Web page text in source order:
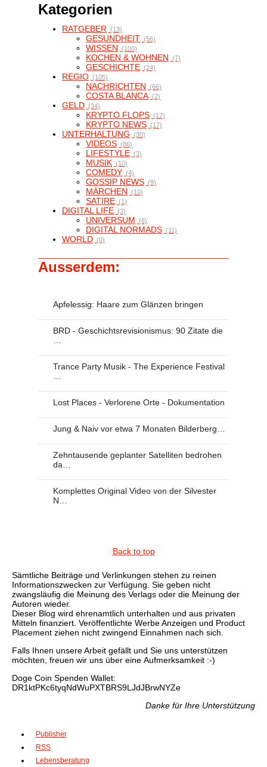
Kategorien
RATGEBER (13)
GESUNDHEIT (56)
WISSEN (100)
KOCHEN & WOHNEN (7)
GESCHICHTE (24)
REGIO (105)
NACHRICHTEN (66)
COSTA BLANCA (2)
GELD (34)
KRYPTO FLOPS (17)
KRYPTO NEWS (17)
UNTERHALTUNG (30)
VIDEOS (86)
LIFESTYLE (3)
MUSIK (10)
COMEDY (4)
GOSSIP NEWS (9)
MÄRCHEN (10)
SATIRE (1)
DIGITAL LIFE (3)
UNIVERSUM (6)
DIGITAL NORMADS (11)
WORLD (0)
Ausserdem:
Apfelessig: Haare zum Glänzen bringen
BRD - Geschichtsrevisionismus: 90 Zitate die
Trance Party Musik - The Experience Festival
Lost Places - Verlorene Orte - Dokumentation
Jung & Naiv vor etwa 7 Monaten Bilderberg…
Zehntausende geplanter Satelliten bedrohen
da…
Komplettes Original Video von der Silvester
N…
Back to top
Sämtliche Beiträge und Verlinkungen stehen zu reinen
Informationszwecken zur Verfügung. Sie geben nicht
zwangsläufig die Meinung des Verlags oder die Meinung der
Autoren wieder.
Dieser Blog wird ehrenamtlich unterhalten und aus privaten
Mitteln finanziert. Veröffentlichte Werbe Anzeigen und Product
Placement ziehen nicht zwingend Einnahmen nach sich.
Falls Ihnen unsere Arbeit gefällt und Sie uns unterstützen
möchten, freuen wir uns über eine Aufmerksamkeit :-)
Doge Coin Spenden Wallet:
DR1ktPKc6tyqNdWuPXTBRS9LJdJBrwNYZe
Danke für Ihre Unterstützung
Publisher
RSS
Lebensberatung